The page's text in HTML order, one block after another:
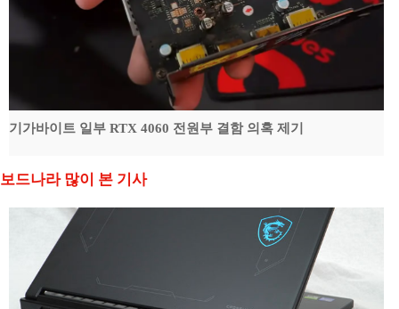
기가바이트 일부 RTX 4060 전원부 결함 의혹 제기
보드나라 많이 본 기사